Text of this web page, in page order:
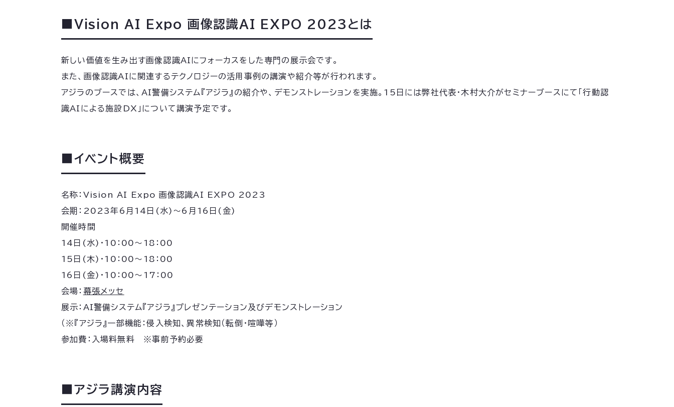
■Vision AI Expo 画像認識AI EXPO 2023とは
新しい価値を生み出す画像認識AIにフォーカスをした専門の展示会です。
また、画像認識AIに関連するテクノロジーの活用事例の講演や紹介等が行われます。
アジラのブースでは、AI警備システム『アジラ』の紹介や、デモンストレーションを実施。15日には弊社代表・木村大介がセミナーブースにて「行動認
識AIによる施設DX」について講演予定です。
■イベント概要
名称：Vision AI Expo 画像認識AI EXPO 2023
会期：2023年6月14日(水)～6月16日(金)
開催時間
14日(水)・10：00～18：00
15日(木)・10：00～18：00
16日(金)・10：00～17：00
会場： 幕張メッセ
展示：AI警備システム『アジラ』プレゼンテーション及びデモンストレーション
（※『アジラ』一部機能：侵入検知、異常検知（転倒・喧嘩等）
参加費：入場料無料 ※事前予約必要
■アジラ講演内容